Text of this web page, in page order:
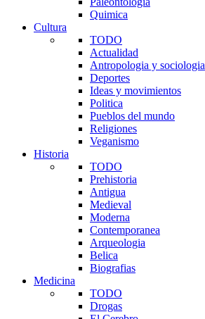
Quimica
Cultura
TODO
Actualidad
Antropologia y sociologia
Deportes
Ideas y movimientos
Politica
Pueblos del mundo
Religiones
Veganismo
Historia
TODO
Prehistoria
Antigua
Medieval
Moderna
Contemporanea
Arqueologia
Belica
Biografias
Medicina
TODO
Drogas